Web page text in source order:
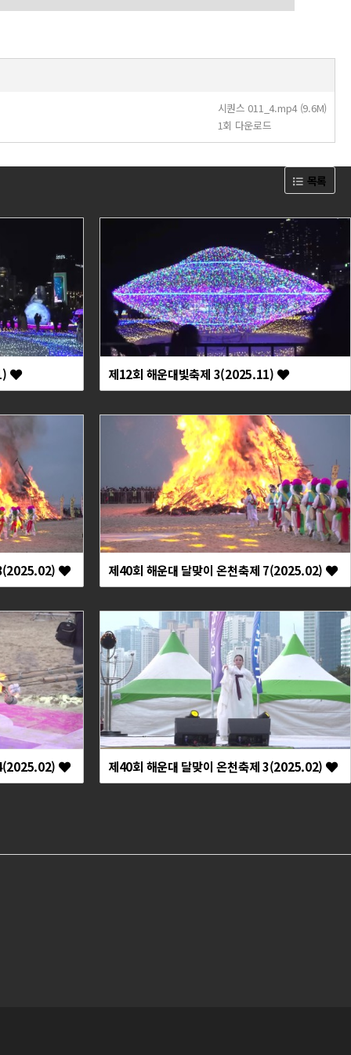
시퀀스 011_4.mp4 (9.6M)
1회 다운로드
목록
제12회 해운대빛축제 3(2025.11)
제40회 해운대 달맞이 온천축제 7(2025.02)
제40회 해운대 달맞이 온천축제 3(2025.02)